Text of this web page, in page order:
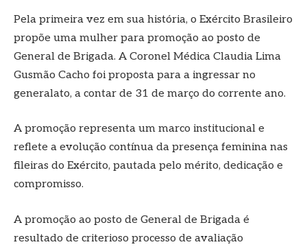
Pela primeira vez em sua história, o Exército Brasileiro
propõe uma mulher para promoção ao posto de
General de Brigada. A Coronel Médica Claudia Lima
Gusmão Cacho foi proposta para a ingressar no
generalato, a contar de 31 de março do corrente ano.
A promoção representa um marco institucional e
reflete a evolução contínua da presença feminina nas
fileiras do Exército, pautada pelo mérito, dedicação e
compromisso.
A promoção ao posto de General de Brigada é
resultado de criterioso processo de avaliação